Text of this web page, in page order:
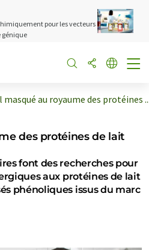
pour les vecteurs
génique
masqué au royaume des protéines
des protéines de lait
font des recherches pour
aux protéines de lait
phénoliques issus du marc